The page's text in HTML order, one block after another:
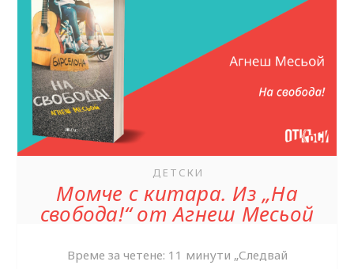
ДЕТСКИ
Момче с китара. Из „На
свобода!“ от Агнеш Месьой
Време за четене: 11 минути „Следвай